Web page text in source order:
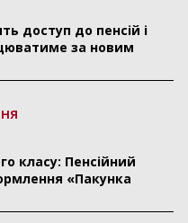
доступ до пенсій і
за новим
класу: Пенсійний
«Пакунка